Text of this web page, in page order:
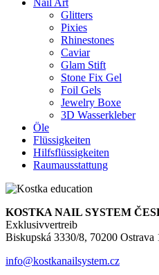
Glitters
Pixies
Rhinestones
Caviar
Glam Stift
Stone Fix Gel
Foil Gels
Jewelry Boxe
3D Wasserkleber
Öle
Flüssigkeiten
Hilfsflüssigkeiten
Raumausstattung
KOSTKA NAIL SYSTEM
Exklusivvertreib
Biskupská 3330/8, 70200 Ostrava
info@kostkanailsystem.cz